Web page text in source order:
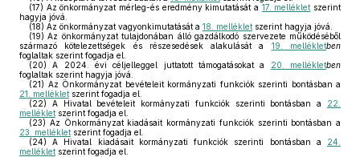
(17) Az önkormányzat mérleg-és eredmény kimutatását a 17. melléklet szerint
hagyja jóvá.
(18) Az önkormányzat vagyonkimutatását a 18. melléklet szerint hagyja jóvá.
(19) Az önkormányzat tulajdonában álló gazdálkodó szervezete működéséből
származó kötelezettségek és részesedések alakulását a 19. mellékletben
foglaltak szerint fogadja el.
(20) A 2024. évi céljelleggel juttatott támogatásokat a 20. mellékletben
foglaltak szerint hagyja jóvá.
(21) Az Önkormányzat bevételeit kormányzati funkciók szerinti bontásban a
21. melléklet szerint fogadja el.
(22) A Hivatal bevételeit kormányzati funkciók szerinti bontásban a 22.
melléklet szerint fogadja el.
(23) Az Önkormányzat kiadásait kormányzati funkciók szerinti bontásban a
23. melléklet szerint fogadja el.
(24) A Hivatal kiadásait kormányzati funkciók szerinti bontásban a 24.
melléklet szerint fogadja el.